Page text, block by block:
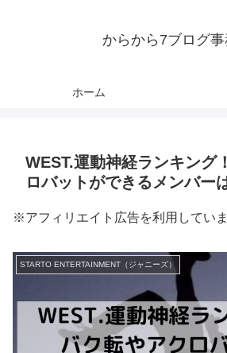
からから7ブログ
ホーム
WEST.運動神経ランキング
ロバットができるメンバー
※アフィリエイト広告を利用してい
STARTO ENTERTAINMENT（ジャニーズ）